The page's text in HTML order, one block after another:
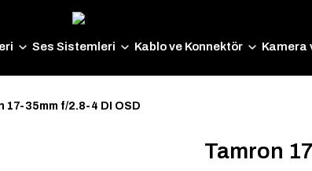
Ses Sistemleri Kablo ve Konnektör Kamera
17-35mm f/2.8-4 DI OSD
Tamron